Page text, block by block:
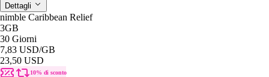
Dettagli
nimble Caribbean Relief
3GB
30 Giorni
7,83 USD/GB
23,50 USD
10% di sconto